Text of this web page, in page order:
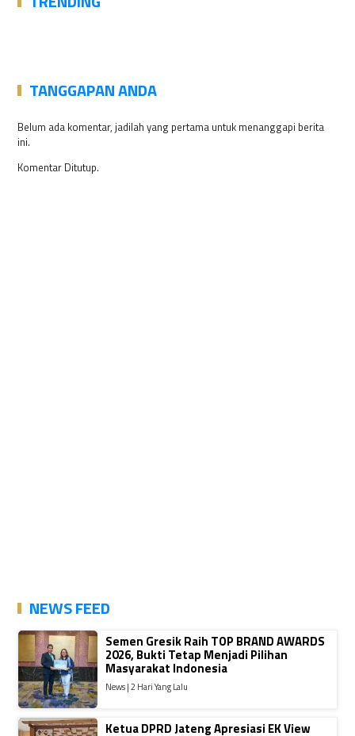
TANGGAPAN ANDA
Belum ada komentar, jadilah yang pertama untuk menanggapi berita
ini.
Komentar Ditutup.
NEWS FEED
Semen Gresik Raih TOP BRAND AWARDS
2026, Bukti Tetap Menjadi Pilihan
Masyarakat Indonesia
News | 2 Hari Yang Lalu
Ketua DPRD Jateng Apresiasi EK View